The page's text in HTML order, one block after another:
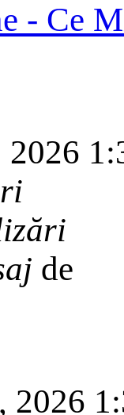
- Ce
de
2026